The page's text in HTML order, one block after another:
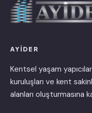
AYİDER
Kentsel yaşam
kuruluşları ve kent
alanları oluşturmasına